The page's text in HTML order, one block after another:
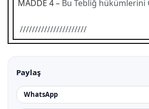
MADDE 4 – Bu Tebliğ
//////////////////////
Paylaş
WhatsApp